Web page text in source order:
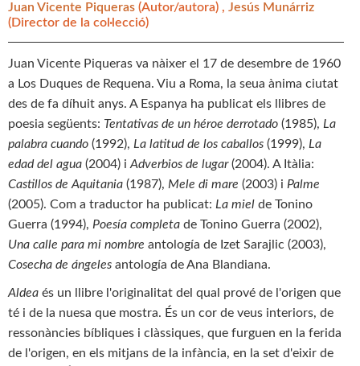
Juan Vicente Piqueras (Autor/autora) , Jesús Munárriz
(Director de la col·lecció)
Juan Vicente Piqueras va nàixer el 17 de desembre de 1960
a Los Duques de Requena. Viu a Roma, la seua ànima ciutat
des de fa díhuit anys. A Espanya ha publicat els llibres de
poesia següents: Tentativas de un héroe derrotado (1985), La
palabra cuando (1992), La latitud de los caballos (1999), La
edad del agua (2004) i Adverbios de lugar(2004). A Itàlia:
Castillos de Aquitania (1987), Mele di mare (2003) i Palme
(2005). Com a traductor ha publicat: La miel de Tonino
Guerra (1994), Poesía completa de Tonino Guerra (2002),
Una calle para mi nombre antología de Izet Sarajlic (2003),
Cosecha de ángeles antología de Ana Blandiana.
Aldea és un llibre l'originalitat del qual prové de l'origen que
té i de la nuesa que mostra. És un cor de veus interiors, de
ressonàncies bíbliques i clàssiques, que furguen en la ferida
de l'origen, en els mitjans de la infància, en la set d'eixir de